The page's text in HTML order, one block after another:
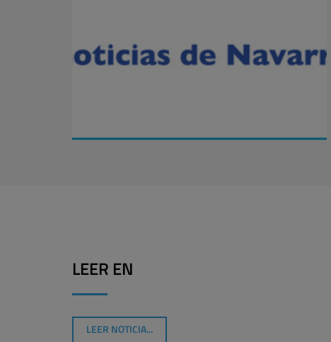
LEER EN
LEER NOTICIA...